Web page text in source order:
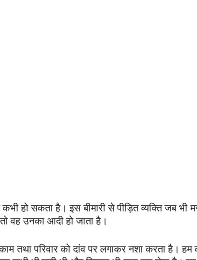
हो सकता है। इस बीमारी से पीड़ित व्यक्ति जब
वह उनका आदी हो जाता है।
तथा परिवार को दांव पर लगाकर नशा करता है।